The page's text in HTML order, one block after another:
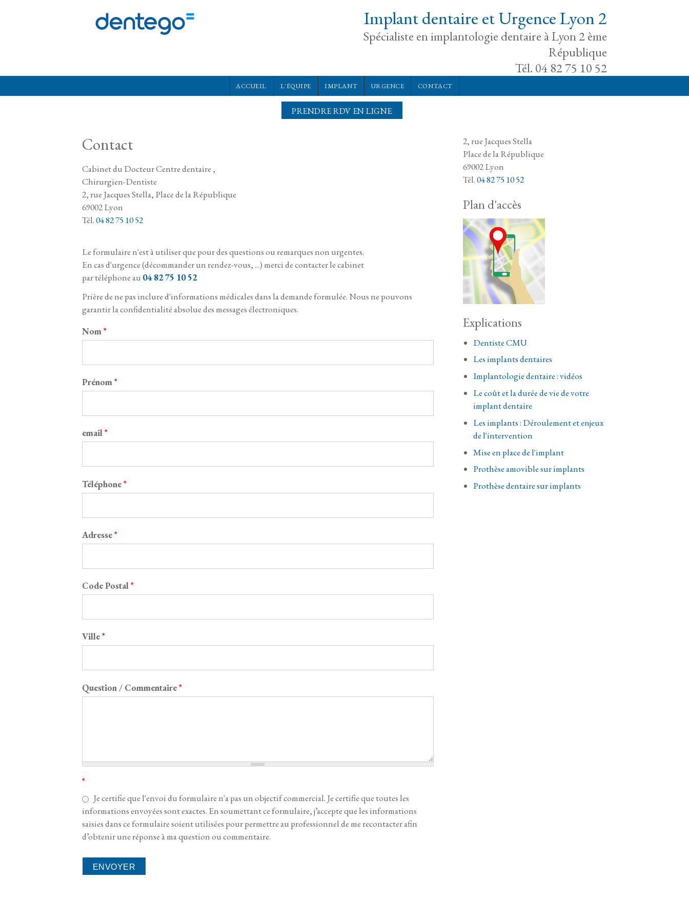
Implant dentaire et Urgence Lyon 2
Spécialiste en implantologie dentaire à Lyon 2 ème
République
Tél. 04 82 75 10 52
ACCUEIL L'ÉQUIPE IMPLANT URGENCE CONTACT
PRENDRE RDV EN LIGNE
Contact
Cabinet du Docteur Centre dentaire ,
Chirurgien-Dentiste
2, rue Jacques Stella, Place de la République
69002 Lyon
Tél.04 82 75 10 52
Le formulaire n'est à utiliser que pour des questions ou remarques non urgentes.
En cas d'urgence (décommander un rendez-vous, ...) merci de contacter le cabinet
par téléphone au 04 82 75 10 52
Prière de ne pas inclure d'informations médicales dans la demande formulée. Nous ne pouvons
garantir la confidentialité absolue des messages électroniques.
Nom*
Prénom*
email*
Téléphone*
Adresse*
Code Postal*
Ville*
Question / Commentaire*
*
Je certifie que l'envoi du formulaire n'a pas un objectif commercial. Je certifie que toutes les
informations envoyées sont exactes. En soumettant ce formulaire, j’accepte que les informations
saisies dans ce formulaire soient utilisées pour permettre au professionnel de me recontacter afin
d’obtenir une réponse à ma question ou commentaire.
2, rue Jacques Stella
Place de la République
69002 Lyon
Tél.04 82 75 10 52
Plan d'accès
Explications
Dentiste CMU
Les implants dentaires
Implantologie dentaire : vidéos
Le coût et la durée de vie de votre
implant dentaire
Les implants : Déroulement et enjeux
de l'intervention
Mise en place de l'implant
Prothèse amovible sur implants
Prothèse dentaire sur implants